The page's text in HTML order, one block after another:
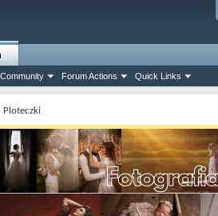
Community Forum Actions Quick Links
Ploteczki